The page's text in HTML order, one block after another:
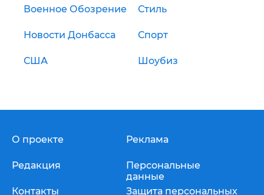
Военное Обозрение Стиль
Новости Донбасса Спорт
США Шоубиз
О проекте
Редакция
Контакты
Реклама
Персональные
данные
Защита персональных